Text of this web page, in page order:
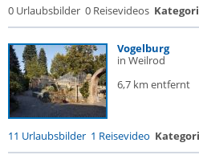
0 Urlaubsbilder 0 Reisevideos
Vogelburg
in Weilrod
6,7 km entfernt
11 Urlaubsbilder 1 Reisevideo